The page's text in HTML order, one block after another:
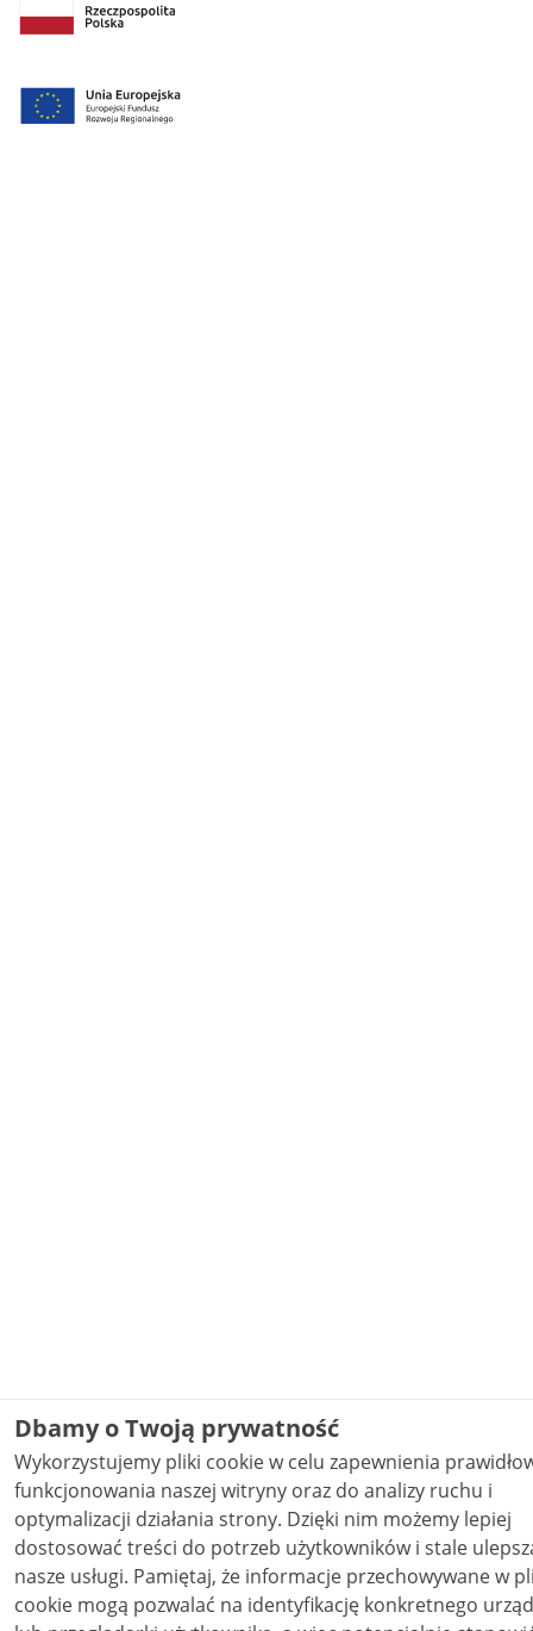
Dbamy o Twoją prywatność
Wykorzystujemy pliki cookie w celu zapewnienia
funkcjonowania naszej witryny oraz do analizy ruchu i
optymalizacji działania strony. Dzięki nim możemy lepiej
dostosować treści do potrzeb użytkowników i stale
nasze usługi. Pamiętaj, że informacje przechowywane w plikach
cookie mogą pozwalać na identyfikację konkretnego